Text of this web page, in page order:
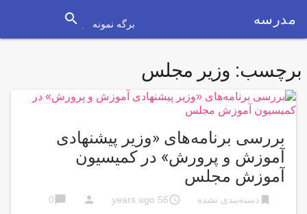
مدرسه برگه نمونه search
برچسب: وزیر مجلس
بررسی برنامه‌های «وزیر پیشنهادی
آموزش و پرورش» در کمیسیون
آموزش مجلس
bookmark دسته‌بندی نشده access_time
56 years ago
person
chat_bubble
0